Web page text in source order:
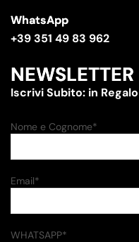
WhatsApp
+39 351 49 83 962
NEWSLETTER
Iscrivi Subito: in
Nome e Cognome*
Email*
WHATSAPP*